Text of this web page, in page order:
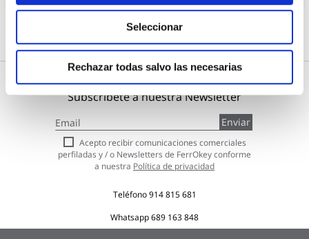
Seleccionar
Rechazar todas salvo las necesarias
Subscríbete a nuestra Newsletter
a
nuestro
boletín
de
Enviar
Acepto recibir comunicaciones comerciales
perfiladas y / o Newsletters de FerrOkey conforme
a nuestra Política de privacidad
Teléfono914 815 681
Whatsapp689 163 848